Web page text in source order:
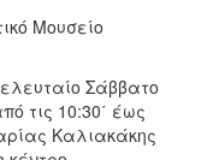
Μουσείο
Σάββατο
τις 10:30΄ έως
Καλιακάκης